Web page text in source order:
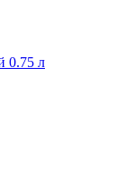
0.75 л